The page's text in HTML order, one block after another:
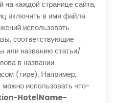
каждой странице сайта,
включить в имя файла.
использовать
соответствующие
или названию статьи/
в названии
(тире). Например,
использовать что-
HotelName-